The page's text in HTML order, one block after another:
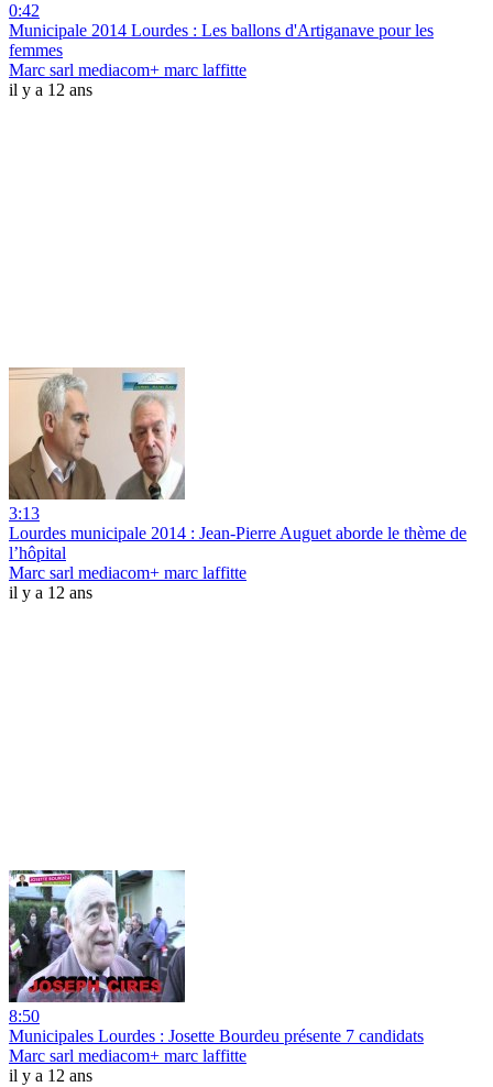
0:42
Municipale 2014 Lourdes : Les ballons d'Artiganave pour les
femmes
Marc sarl mediacom+ marc laffitte
il y a 12 ans
3:13
Lourdes municipale 2014 : Jean-Pierre Auguet aborde le thème de
l’hôpital
Marc sarl mediacom+ marc laffitte
il y a 12 ans
8:50
Municipales Lourdes : Josette Bourdeu présente 7 candidats
Marc sarl mediacom+ marc laffitte
il y a 12 ans